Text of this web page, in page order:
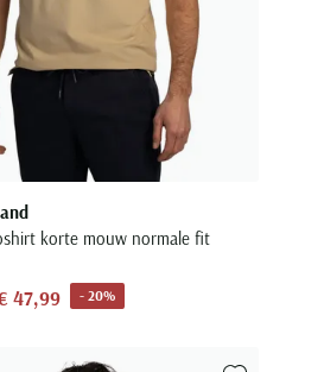
korte mouw normale fit
47,99 - 20%